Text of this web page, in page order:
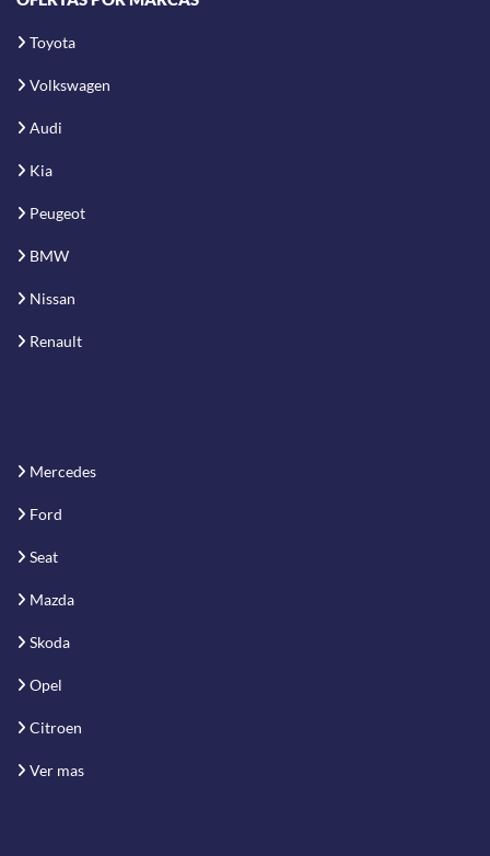
Toyota
Volkswagen
Audi
Kia
Peugeot
BMW
Nissan
Renault
Mercedes
Ford
Seat
Mazda
Skoda
Opel
Citroen
Ver mas